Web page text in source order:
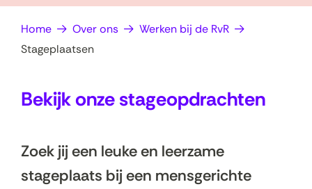
op
zoek?
Home Over ons
Werken bij de RvR
Stageplaatsen
Bekijk onze stageopdrachten
Zoek jij een leuke en leerzame
stageplaats bij een mensgerichte